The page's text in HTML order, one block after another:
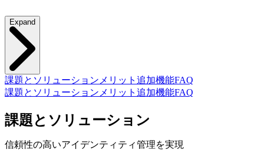
Expand
課題とソリューション メリット 追加機能FAQ
課題とソリューション メリット 追加機能FAQ
課題とソリューション
信頼性の高いアイデンティティ管理を実現